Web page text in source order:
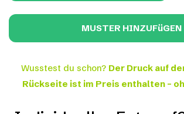
Wusstest du schon? Der Druck auf
Rückseite ist im Preis enthalten –